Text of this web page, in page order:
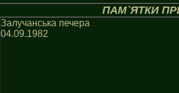
ПАМ`ЯТКИ
Залучанська печера
04.09.1982